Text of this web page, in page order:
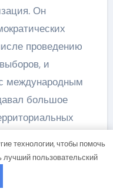
Он
проведению
и
международным
большое
сторон.
технологии, чтобы помочь
лучший пользовательский